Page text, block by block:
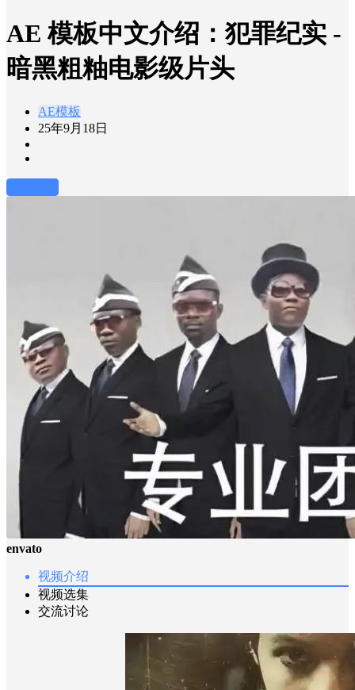
AE 模板中文介绍：犯罪纪实 -
暗黑粗粙电影级片头
AE模板
25年9月18日
envato
视频介绍
视频选集
交流讨论